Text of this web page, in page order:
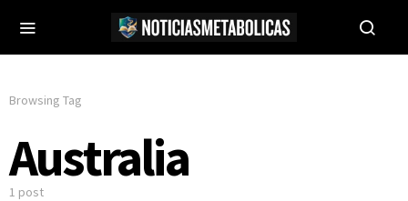
Browsing Tag
Australia
1 post